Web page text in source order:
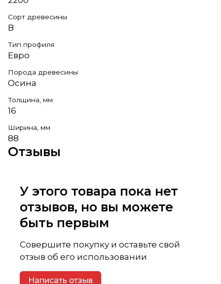
Сорт древесины
В
Тип профиля
Евро
Порода древесины
Осина
Толщина, мм
16
Ширина, мм
88
Отзывы
У этого товара пока нет
отзывов, но вы можете
быть первым
Совершите покупку и оставьте свой
отзыв об его использовании
Написать отзыв